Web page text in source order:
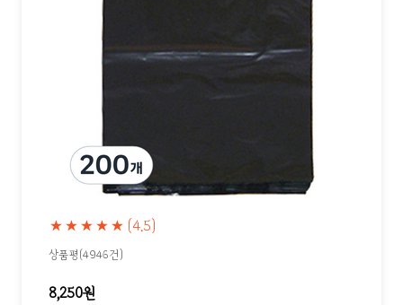
★★★★★ (4.5)
상품평(4946건)
8,250원